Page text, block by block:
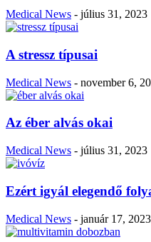
Medical News - július 31, 2023
A stressz típusai
Medical News - november 6,
Az éber alvás okai
Medical News - július 31, 2023
Ezért igyál elegendő
Medical News - január 17, 2023